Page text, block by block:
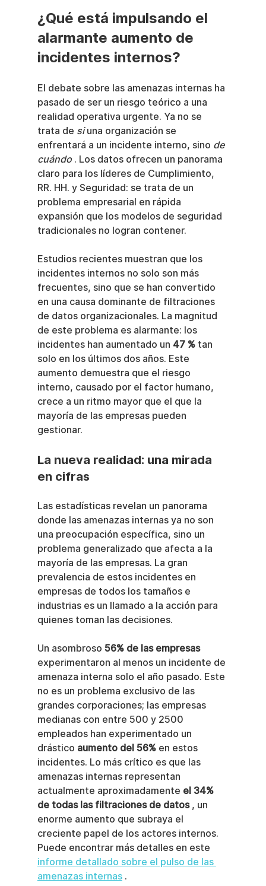
¿Qué está impulsando el
alarmante aumento de
incidentes internos?
El debate sobre las amenazas internas ha
pasado de ser un riesgo teórico a una
realidad operativa urgente. Ya no se
trata de si una organización se
enfrentará a un incidente interno, sino de
cuándo . Los datos ofrecen un panorama
claro para los líderes de Cumplimiento,
RR. HH. y Seguridad: se trata de un
problema empresarial en rápida
expansión que los modelos de seguridad
tradicionales no logran contener.
Estudios recientes muestran que los
incidentes internos no solo son más
frecuentes, sino que se han convertido
en una causa dominante de filtraciones
de datos organizacionales. La magnitud
de este problema es alarmante: los
incidentes han aumentado un 47 % tan
solo en los últimos dos años. Este
aumento demuestra que el riesgo
interno, causado por el factor humano,
crece a un ritmo mayor que el que la
mayoría de las empresas pueden
gestionar.
La nueva realidad: una mirada
en cifras
Las estadísticas revelan un panorama
donde las amenazas internas ya no son
una preocupación específica, sino un
problema generalizado que afecta a la
mayoría de las empresas. La gran
prevalencia de estos incidentes en
empresas de todos los tamaños e
industrias es un llamado a la acción para
quienes toman las decisiones.
Un asombroso 56% de las empresas
experimentaron al menos un incidente de
amenaza interna solo el año pasado. Este
no es un problema exclusivo de las
grandes corporaciones; las empresas
medianas con entre 500 y 2500
empleados han experimentado un
drástico aumento del 56% en estos
incidentes. Lo más crítico es que las
amenazas internas representan
actualmente aproximadamente el 34%
de todas las filtraciones de datos , un
enorme aumento que subraya el
creciente papel de los actores internos.
Puede encontrar más detalles en este
informe detallado sobre el pulso de las
amenazas internas .